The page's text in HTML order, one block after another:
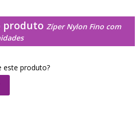
produto Zíper Nylon Fino com
este produto?